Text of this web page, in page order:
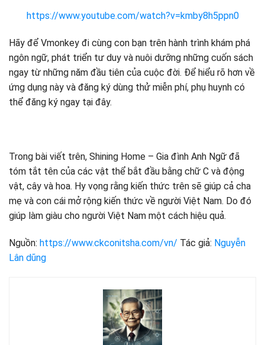
https://www.youtube.com/watch?v=kmby8h5ppn0
Hãy để Vmonkey đi cùng con bạn trên hành trình khám phá
ngôn ngữ, phát triển tư duy và nuôi dưỡng những cuốn sách
ngay từ những năm đầu tiên của cuộc đời. Để hiểu rõ hơn về
ứng dụng này và đăng ký dùng thử miễn phí, phụ huynh có
thể đăng ký ngay tại đây.
Trong bài viết trên, Shining Home – Gia đình Anh Ngữ đã
tóm tắt tên của các vật thể bắt đầu bằng chữ C và động
vật, cây và hoa. Hy vọng rằng kiến ​​thức trên sẽ giúp cả cha
mẹ và con cái mở rộng kiến ​​thức về người Việt Nam. Do đó
giúp làm giàu cho người Việt Nam một cách hiệu quả.
Nguồn: https://www.ckconitsha.com/vn/ Tác giả: Nguyễn
Lân dũng